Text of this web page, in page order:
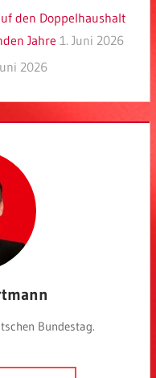
den Doppelhaushalt
Jahre 1. Juni 2026
2026
Bundestag.